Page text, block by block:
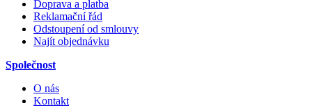
Doprava a platba
Reklamační řád
Odstoupení od smlouvy
Najít objednávku
Společnost
O nás
Kontakt